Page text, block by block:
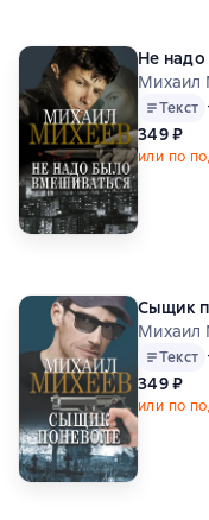
Не
Михаил
Текст
349 ₽
или по
Сыщик
Михаил
Текст
349 ₽
или по